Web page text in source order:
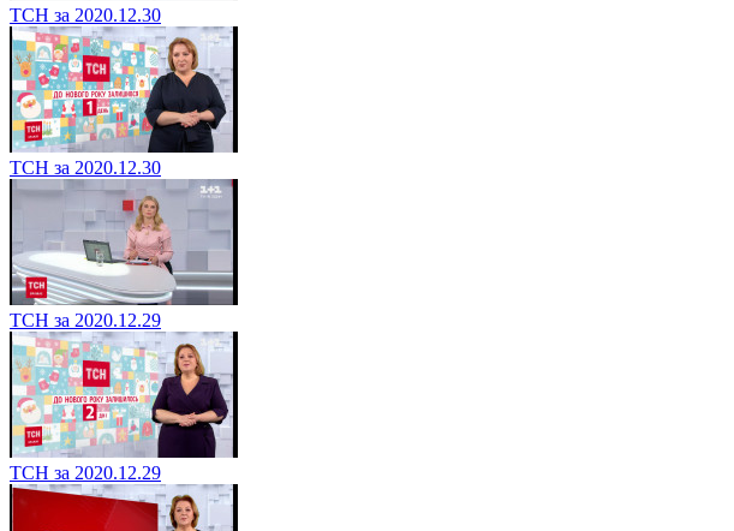
ТСН за 2020.12.30
ТСН за 2020.12.30
ТСН за 2020.12.29
ТСН за 2020.12.29